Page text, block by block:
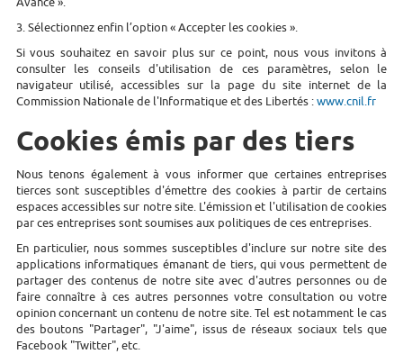
3. Sélectionnez enfin l’option « Accepter les cookies ».
Si vous souhaitez en savoir plus sur ce point, nous vous invitons à
consulter les conseils d'utilisation de ces paramètres, selon le
navigateur utilisé, accessibles sur la page du site internet de la
Commission Nationale de l'Informatique et des Libertés :www.cnil.fr
Cookies émis par des tiers
Nous tenons également à vous informer que certaines entreprises
tierces sont susceptibles d'émettre des cookies à partir de certains
espaces accessibles sur notre site. L'émission et l'utilisation de cookies
par ces entreprises sont soumises aux politiques de ces entreprises.
En particulier, nous sommes susceptibles d'inclure sur notre site des
applications informatiques émanant de tiers, qui vous permettent de
partager des contenus de notre site avec d'autres personnes ou de
faire connaître à ces autres personnes votre consultation ou votre
opinion concernant un contenu de notre site. Tel est notamment le cas
des boutons "Partager", "J'aime", issus de réseaux sociaux tels que
Facebook "Twitter", etc.